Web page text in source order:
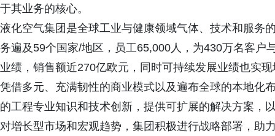
于其业务的核心。
液化空气集团是全球工业与健康领域气体、技术和服务
务遍及59个国家/地区，员工65,000人，为430万名客户
业绩，销售额近270亿欧元，同时可持续发展业绩也实
凭借多元、充满韧性的商业模式以及遍布全球的本地化
的工程专业知识和技术创新，提供可扩展的解决方案，
对增长型市场和宏观趋势，集团积极进行战略部署，助